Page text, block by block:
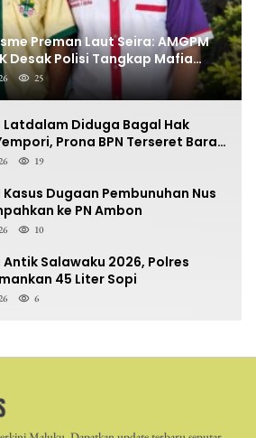
Preman Laut Seira: AMGPM
Desak Polisi Tangkap Mafia
25
Latdalam Diduga Bagal Hak
Prona BPN Terseret Bara
19
Kasus Dugaan Pembunuhan Nus
ke PN Ambon
10
Salawaku 2026, Polres
45 Liter Sopi
6